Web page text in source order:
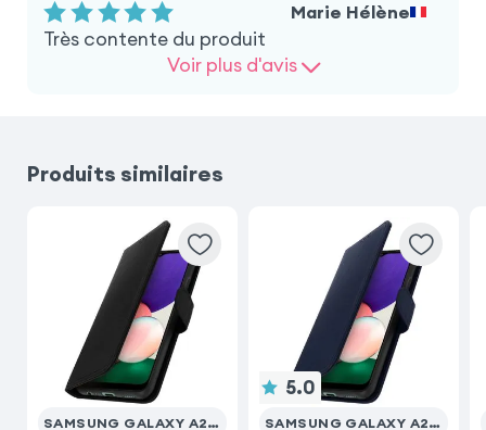
Samsung Galaxy A34 5G
Samsung Galaxy A53 5G
Marie Hélène
Très contente du produit
Voir plus d'avis
Produits similaires
SAMSUNG GALAXY A22 5G
5.0
SAMSUNG GALAXY A22 5G